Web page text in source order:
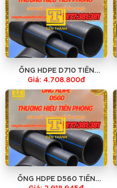
ỐNG HDPE D710 TIỀN
PHONG -GIÁ TẠI NHÀ MÁY -
HỔ TRỢ VẬN CHUYỂN TOÀN
QUỐC
Giá: 4.708.800đ
ỐNG HDPE D560 TIỀN
PHONG -GIÁ TẠI NHÀ MÁY -